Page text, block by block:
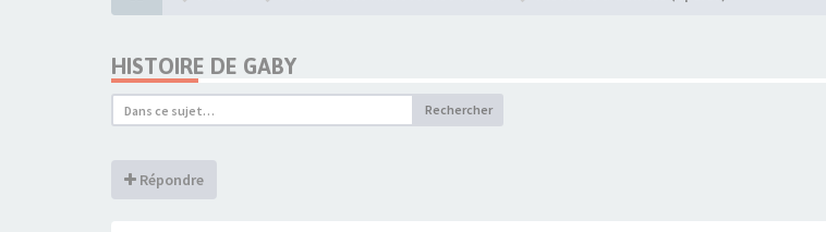
HISTOIRE DE GABY
Rechercher
Répondre